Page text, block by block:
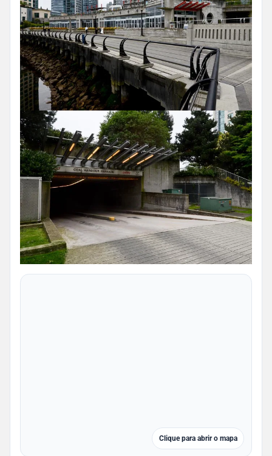
Clique para abrir o mapa